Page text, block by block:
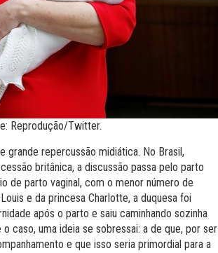
Reprodução/Twitter.
repercussão midiática. No Brasil,
britânica, a discussão passa pelo parto
de parto vaginal, com o menor número de
e da princesa Charlotte, a duquesa foi
após o parto e saiu caminhando sozinha
caso, uma ideia se sobressai: a de que, por ser
e que isso seria primordial para a